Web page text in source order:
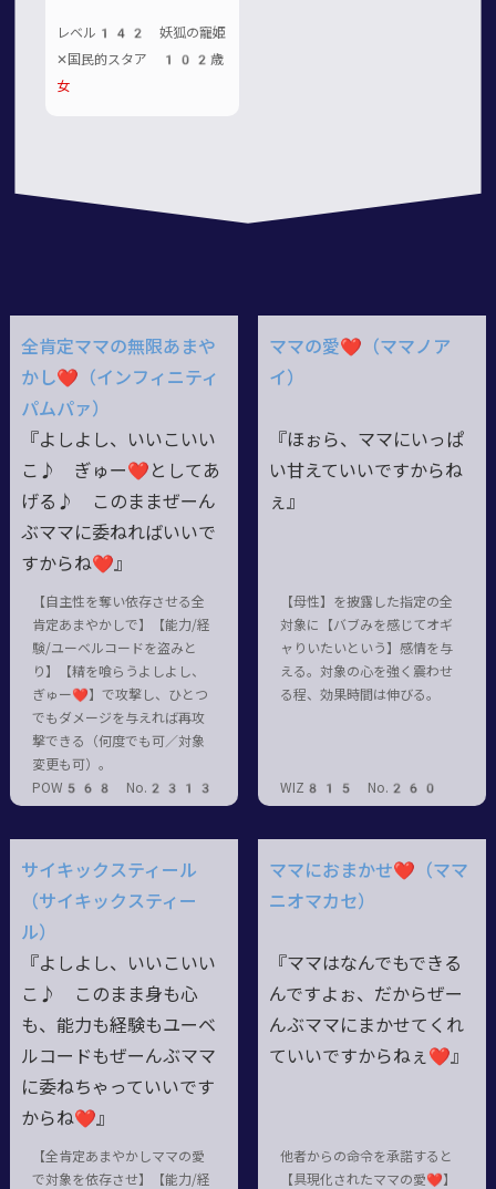
レベル142 妖狐の寵姫
✕国民的スタア 102歳
女
全肯定ママの無限あまや
かし❤（インフィニティ
パムパァ）
『よしよし、いいこいい
こ♪ ぎゅー❤としてあ
げる♪ このままぜーん
ぶママに委ねればいいで
すからね❤』
【自主性を奪い依存させる全
肯定あまやかしで】【能力/経
験/ユーベルコードを盗みと
り】【精を喰らうよしよし、
ぎゅー❤】で攻撃し、ひとつ
でもダメージを与えれば再攻
撃できる（何度でも可／対象
変更も可）。
POW568 No.2313
ママの愛❤（ママノア
イ）
『ほぉら、ママにいっぱ
い甘えていいですからね
ぇ』
【母性】を披露した指定の全
対象に【バブみを感じてオギ
ャりいたいという】感情を与
える。対象の心を強く震わせ
る程、効果時間は伸びる。
WIZ815 No.260
サイキックスティール
（サイキックスティー
ル）
『よしよし、いいこいい
こ♪ このまま身も心
も、能力も経験もユーベ
ルコードもぜーんぶママ
に委ねちゃっていいです
からね❤』
【全肯定あまやかしママの愛
で対象を依存させ】【能力/経
ママにおまかせ❤（ママ
ニオマカセ）
『ママはなんでもできる
んですよぉ、だからぜー
んぶママにまかせてくれ
ていいですからねぇ❤』
他者からの命令を承諾すると
【具現化されたママの愛❤】